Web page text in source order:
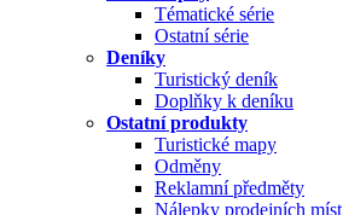
Tématické série
Ostatní série
Deníky
Turistický deník
Doplňky k deníku
Ostatní produkty
Turistické mapy
Odměny
Reklamní předměty
Nálepky prodejních míst